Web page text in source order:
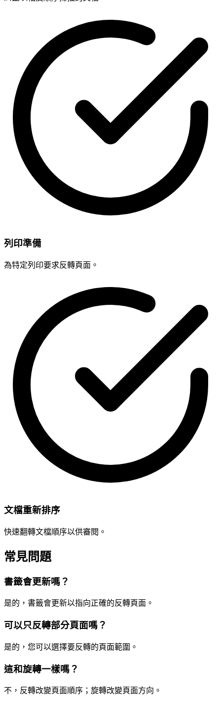
列印準備
為特定列印要求反轉頁面。
文檔重新排序
快速翻轉文檔順序以供審閱。
常見問題
書籤會更新嗎？
是的，書籤會更新以指向正確的反轉頁面。
可以只反轉部分頁面嗎？
是的，您可以選擇要反轉的頁面範圍。
這和旋轉一樣嗎？
不，反轉改變頁面順序；旋轉改變頁面方向。